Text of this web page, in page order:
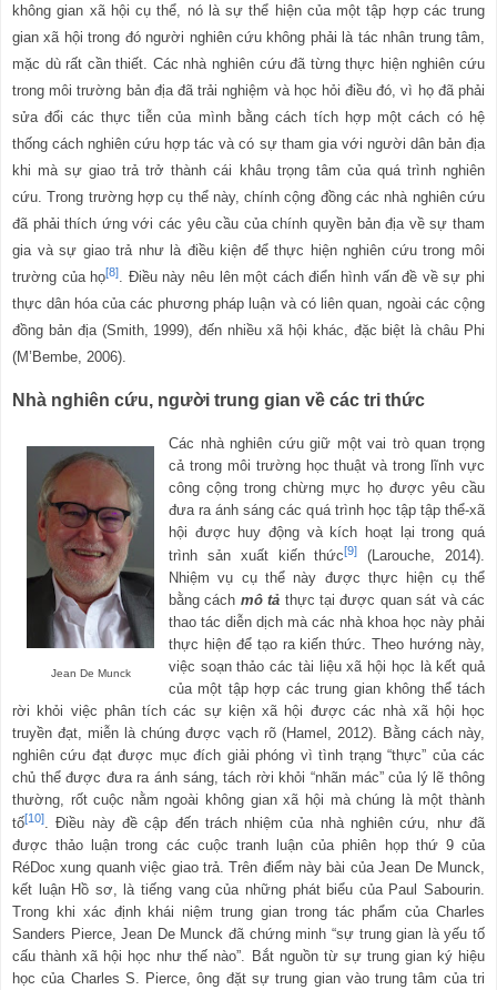
không gian xã hội cụ thể, nó là sự thể hiện của một tập hợp các trung
gian xã hội trong đó người nghiên cứu không phải là tác nhân trung tâm,
mặc dù rất cần thiết. Các nhà nghiên cứu đã từng thực hiện nghiên cứu
trong môi trường bản địa đã trải nghiệm và học hỏi điều đó, vì họ đã phải
sửa đổi các thực tiễn của mình bằng cách tích hợp một cách có hệ
thống cách nghiên cứu hợp tác và có sự tham gia với người dân bản địa
khi mà sự giao trả trở thành cái khâu trọng tâm của quá trình nghiên
cứu. Trong trường hợp cụ thể này, chính cộng đồng các nhà nghiên cứu
đã phải thích ứng với các yêu cầu của chính quyền bản địa về sự tham
gia và sự giao trả như là điều kiện để thực hiện nghiên cứu trong môi
trường của họ[8]
. Điều này nêu lên một cách điển hình vấn đề về sự phi
thực dân hóa của các phương pháp luận và có liên quan, ngoài các cộng
đồng bản địa (Smith, 1999), đến nhiều xã hội khác, đặc biệt là châu Phi
(M’Bembe, 2006).
Nhà nghiên cứu, người trung gian về các tri thức
Jean De Munck
Các nhà nghiên cứu giữ một vai trò quan trọng
cả trong môi trường học thuật và trong lĩnh vực
công cộng trong chừng mực họ được yêu cầu
đưa ra ánh sáng các quá trình học tập tập thể-xã
hội được huy động vàkích hoạt lại trong quá
trình sản xuất kiến thức[9]
(Larouche, 2014).
Nhiệm vụ cụ thể này được thực hiện cụ thể
bằng cách mô tả thực tại được quan sát và các
thao tác diễn dịch mà các nhà khoa học này phải
thực hiện để tạo ra kiếnthức. Theo hướng này,
việc soạn thảo các tài liệu xã hội học là kết quả
của một tập hợp các trung gian không thể tách
rời khỏi việc phân tích các sự kiện xã hội được các nhà xã hội học
truyền đạt, miễn là chúng được vạch rõ (Hamel, 2012). Bằng cách này,
nghiên cứu đạt được mục đích giải phóng vì tình trạng “thực” của các
chủ thể được đưa ra ánh sáng, tách rời khỏi “nhãn mác” của lý lẽ thông
thường, rốt cuộc nằm ngoài không gian xã hội mà chúng là một thành
tố[10]. Điều này đề cập đến trách nhiệm của nhà nghiên cứu, như đã
được thảo luận trong các cuộc tranh luận của phiên họp thứ 9 của
RéDoc xung quanh việc giao trả. Trên điểm này bài của Jean De Munck,
kết luận Hồ sơ, là tiếng vang của những phát biểu của Paul Sabourin.
Trong khi xác định khái niệm trung gian trong tác phẩm của Charles
Sanders Pierce, Jean De Munck đã chứng minh “sự trung gian là yếu tố
cấu thành xã hội học như thế nào”. Bắt nguồn từ sự trung gian ký hiệu
học của Charles S. Pierce, ông đặt sự trung gian vào trung tâm của tri